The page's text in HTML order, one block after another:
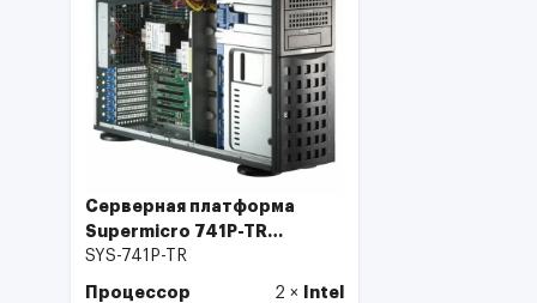
Серверная платформа
Supermicro 741P-TR
Tower/4U
SYS-741P-TR
Процессор 2 ×
Intel